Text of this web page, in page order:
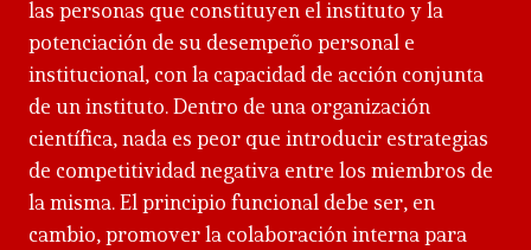
las personas que constituyen el instituto y la
potenciación de su desempeño personal e
institucional, con la capacidad de acción conjunta
de un instituto. Dentro de una organización
científica, nada es peor que introducir estrategias
de competitividad negativa entre los miembros de
la misma. El principio funcional debe ser, en
cambio, promover la colaboración interna para